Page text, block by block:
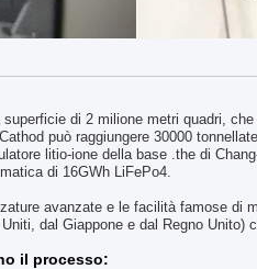
superficie di 2 milione metri quadri,
può raggiungere 30000
litio-ione della base .the di
di 16GWh LiFePo4.
avanzate e le facilità famose di
dal Giappone e dal Regno Unito)
il processo: